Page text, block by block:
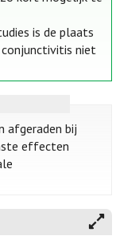
is de plaats
conjunctivitis niet
afgeraden bij
effecten